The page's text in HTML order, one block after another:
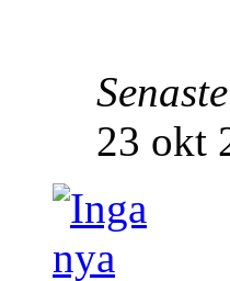
23 okt